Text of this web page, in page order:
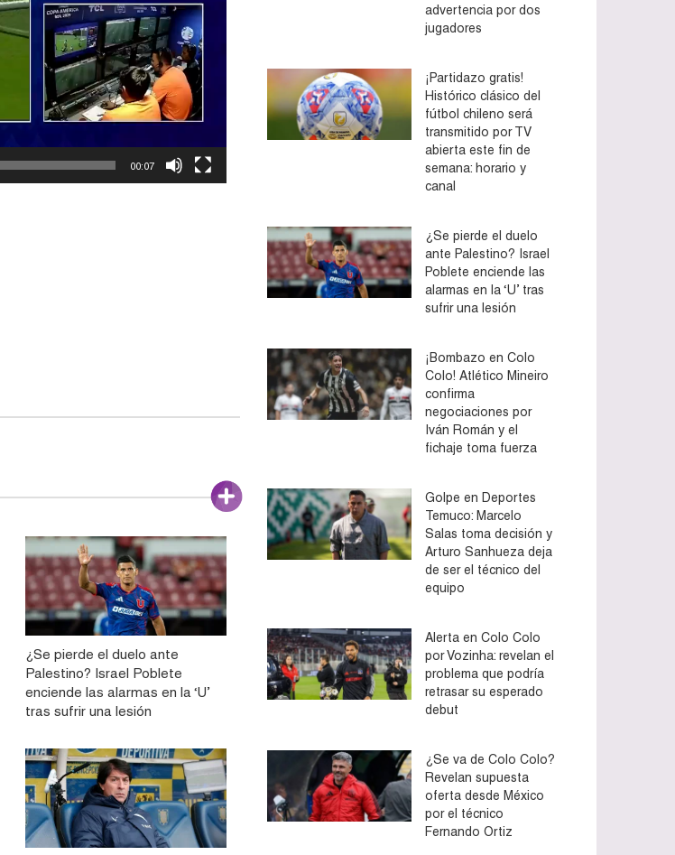
00:07
¿Se pierde el duelo ante
Palestino? Israel Poblete
enciende las alarmas en la ‘U’
tras sufrir una lesión
advertencia por dos
jugadores
¡Partidazo gratis!
Histórico clásico del
fútbol chileno será
transmitido por TV
abierta este fin de
semana: horario y
canal
¿Se pierde el duelo
ante Palestino? Israel
Poblete enciende las
alarmas en la ‘U’ tras
sufrir una lesión
¡Bombazo en Colo
Colo! Atlético Mineiro
confirma
negociaciones por
Iván Román y el
fichaje toma fuerza
Golpe en Deportes
Temuco: Marcelo
Salas toma decisión y
Arturo Sanhueza deja
de ser el técnico del
equipo
Alerta en Colo Colo
por Vozinha: revelan el
problema que podría
retrasar su esperado
debut
¿Se va de Colo Colo?
Revelan supuesta
oferta desde México
por el técnico
Fernando Ortiz